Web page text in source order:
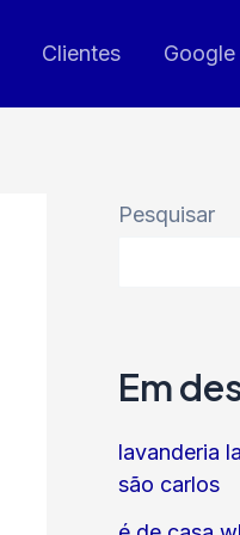
Clientes Google
Pesquisar
Em
lavanderia
são carlos